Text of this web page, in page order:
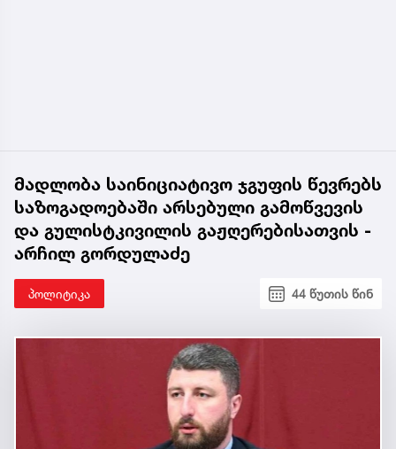
მადლობა საინიციატივო ჯგუფის წევრებს
საზოგადოებაში არსებული გამოწვევის
და გულისტკივილის გაჟღერებისათვის -
არჩილ გორდულაძე
პოლიტიკა 44 წუთის წინ